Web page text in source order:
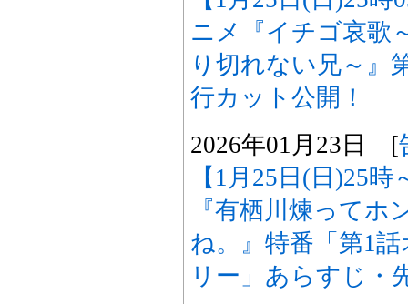
ニメ『イチゴ哀歌
り切れない兄～
行カット公開！
2026年01月23日 [
【1月25日(日)25
『有栖川煉ってホ
ね。』特番「第1
リー」あらすじ・